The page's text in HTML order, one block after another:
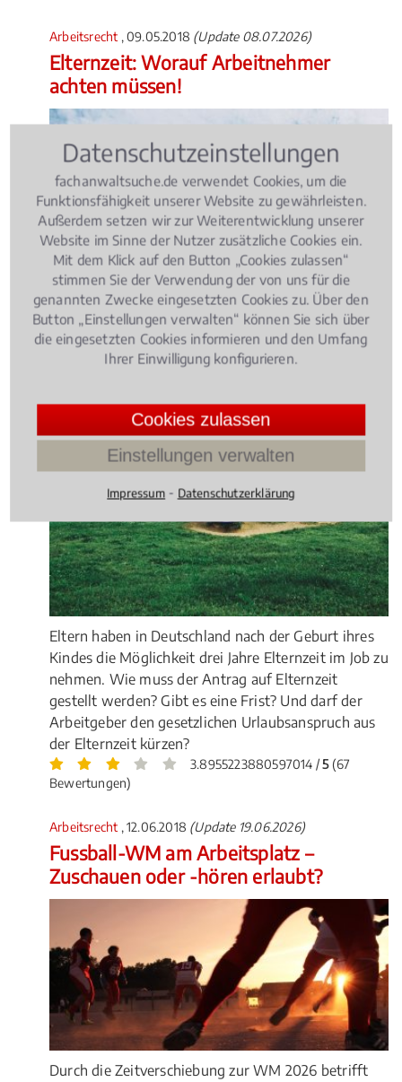
Arbeitsrecht , 09.05.2018 (Update 08.07.2026)
Elternzeit: Worauf Arbeitnehmer
achten müssen!
Eltern haben in Deutschland nach der Geburt ihres
Kindes die Möglichkeit drei Jahre Elternzeit im Job zu
nehmen. Wie muss der Antrag auf Elternzeit
gestellt werden? Gibt es eine Frist? Und darf der
Arbeitgeber den gesetzlichen Urlaubsanspruch aus
der Elternzeit kürzen?
3.8955223880597014 /5(67
Bewertungen)
Arbeitsrecht , 12.06.2018 (Update 19.06.2026)
Fussball-WM am Arbeitsplatz –
Zuschauen oder -hören erlaubt?
Durch die Zeitverschiebung zur WM 2026 betrifft
Datenschutzeinstellungen
fachanwaltsuche.de verwendet Cookies, um die
Funktionsfähigkeit unserer Website zu gewährleisten.
Außerdem setzen wir zur Weiterentwicklung unserer
Website im Sinne der Nutzer zusätzliche Cookies ein.
Mit dem Klick auf den Button „Cookies zulassen“
stimmen Sie der Verwendung der von uns für die
genannten Zwecke eingesetzten Cookies zu. Über den
Button „Einstellungen verwalten“ können Sie sich über
die eingesetzten Cookies informieren und den Umfang
Ihrer Einwilligung konfigurieren.
Cookies zulassen
Einstellungen verwalten
Impressum ⁃ Datenschutzerklärung